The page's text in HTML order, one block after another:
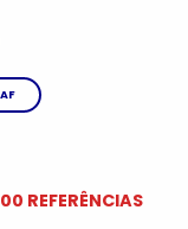
REFERÊNCIAS